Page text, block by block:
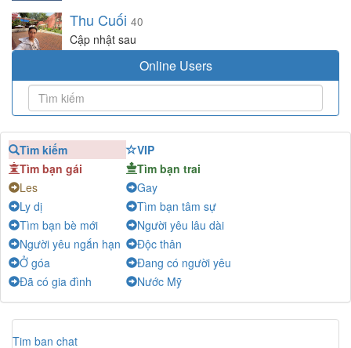
Thu Cuối 40
Cập nhật sau
Online Users
Tìm kiếm
VIP
Tìm bạn gái
Tìm bạn trai
Les
Gay
Ly dị
Tìm bạn tâm sự
Tìm bạn bè mới
Người yêu lâu dài
Người yêu ngắn hạn
Độc thân
Ở góa
Đang có người yêu
Đã có gia đình
Nước Mỹ
Tim ban chat